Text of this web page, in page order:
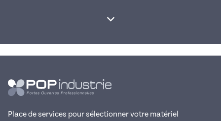
Afficher la suite
Place de services pour sélectionner votre matériel